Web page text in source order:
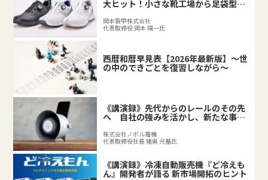
大ヒット！小さな靴工場から足袋型シ
ューズが誕生するまで
岡本製甲株式会社
代表取締役 岡本 陽一氏
西暦和暦早見表【2026年最新版】～世
の中のできごとを復習しながら～
《講演録》先代からのレールのその先
へ 自社の強みを活かし、新たな事業
株式会社ノボル電機
代表取締役社長 猪奥 元基氏
《講演録》冷凍自動販売機『ど冷えも
ん』開発者が語る 新市場開拓のヒント